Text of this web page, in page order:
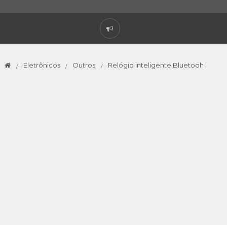
Eletrônicos Outros Relógio inteligente Bluetooh